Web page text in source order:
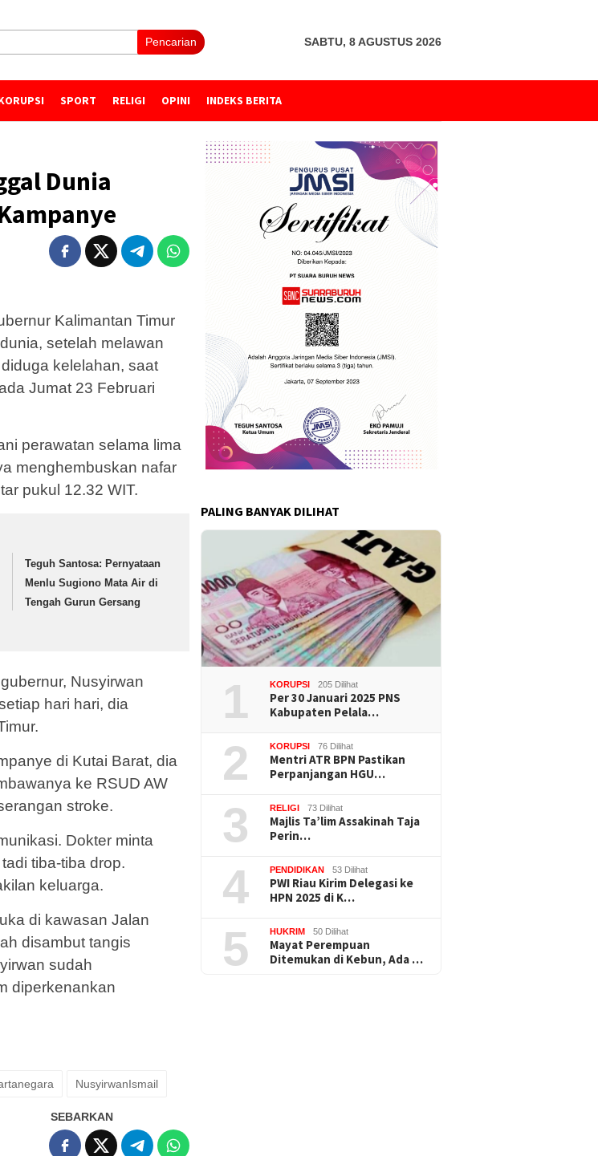
Pencarian SABTU, 8 AGUSTUS 2026
SPORT RELIGI OPINI INDEKS BERITA
Dunia
Kalimantan Timur
setelah melawan
kelelahan, saat
Jumat 23 Februari
perawatan selama lima
menghembuskan nafar
pukul 12.32 WIT.
Teguh Santosa: Pernyataan
Menlu Sugiono Mata Air di
Tengah Gurun Gersang
Nusyirwan
hari hari, dia
di Kutai Barat, dia
ke RSUD AW
stroke.
Dokter minta
tiba-tiba drop.
keluarga.
di kawasan Jalan
disambut tangis
sudah
diperkenankan
NusyirwanIsmail
SEBARKAN
PALING BANYAK DILIHAT
1 KORUPSI 205 Dilihat
Per 30 Januari 2025 PNS
Kabupaten Pelala…
2 KORUPSI 76 Dilihat
Mentri ATR BPN Pastikan
Perpanjangan HGU…
3 RELIGI 73 Dilihat
Majlis Ta’lim Assakinah Taja
Perin…
4 PENDIDIKAN 53 Dilihat
PWI Riau Kirim Delegasi ke
HPN 2025 di K…
5 HUKRIM 50 Dilihat
Mayat Perempuan
Ditemukan di Kebun, Ada …